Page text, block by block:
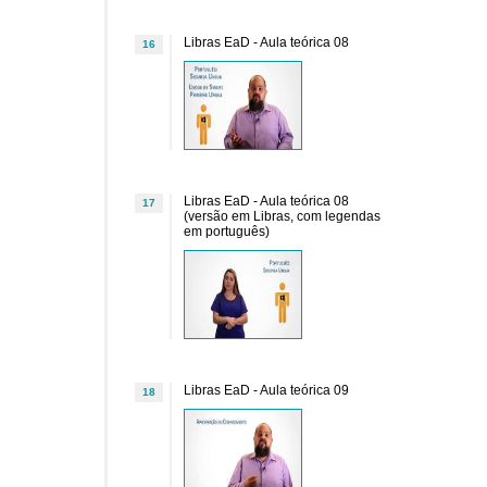
16 Libras EaD - Aula teórica 08
17
Libras EaD - Aula teórica 08
(versão em Libras, com legendas
em português)
18 Libras EaD - Aula teórica 09